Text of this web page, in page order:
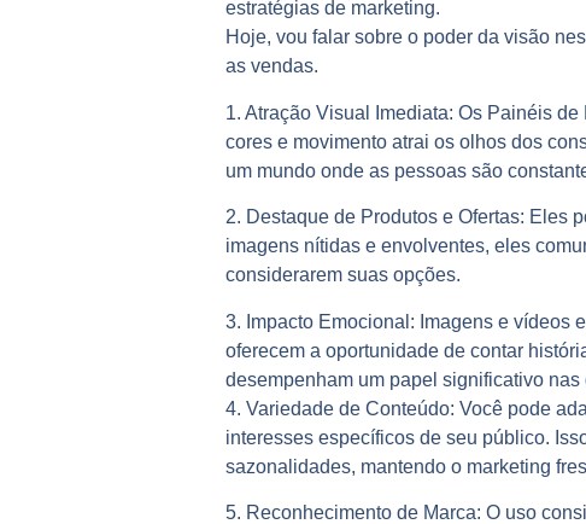
estratégias de marketing.
Hoje, vou falar sobre o poder da visão
as vendas.
1. Atração Visual Imediata: Os Painéis de
cores e movimento atrai os olhos dos
um mundo onde as pessoas são
2. Destaque de Produtos e Ofertas: Eles
imagens nítidas e envolventes, eles
considerarem suas opções.
3. Impacto Emocional: Imagens e vídeos
oferecem a oportunidade de contar
desempenham um papel significativo nas
4. Variedade de Conteúdo: Você pode
interesses específicos de seu público.
sazonalidades, mantendo o marketing
5. Reconhecimento de Marca: O uso